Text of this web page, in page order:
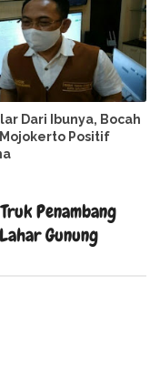
Dari Ibunya, Bocah
Mojokerto Positif
Penambang
Gunung